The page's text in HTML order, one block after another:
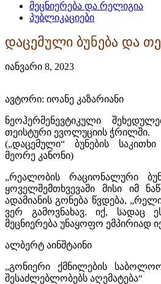
მეცნიერება და რელიგია
პუბლიკაციები
დაცემული ბუნება და
იანვარი 8, 2023
ავტორი: იოანე კაზარიანი
ნეოჰერმენევტიკული
თეისტური ევოლუციის ჭრილში.
(„დაცემული“ ბუნების
მეორე კანონი)
„რეალობის რაციონალური
ყოველშემთხვევაში მისი იმ
ადამიანის გონება წვდება,
ვერ გამოვნახავ. იქ, სადაც
მეცნიერება უნაყოფო ემპირიად
ალბერტ აინშტაინი
„გონიერი ქმნილების
შესაძლებლობებს აღემატება“